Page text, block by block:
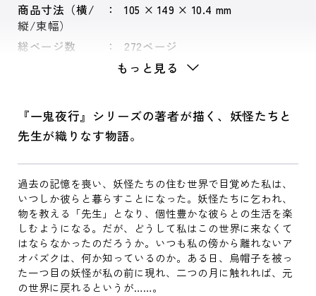
商品寸法（横/
縦/束幅）
105 × 149 × 10.4 mm
総ページ数 272ページ
もっと見る
『一鬼夜行』シリーズの著者が描く、妖怪たちと
先生が織りなす物語。
過去の記憶を喪い、妖怪たちの住む世界で目覚めた私は、
いつしか彼らと暮らすことになった。妖怪たちに乞われ、
物を教える「先生」となり、個性豊かな彼らとの生活を楽
しむようになる。だが、どうして私はこの世界に来なくて
はならなかったのだろうか。いつも私の傍から離れないア
オバズクは、何か知っているのか。ある日、烏帽子を被っ
た一つ目の妖怪が私の前に現れ、二つの月に触れれば、元
の世界に戻れるというが……。